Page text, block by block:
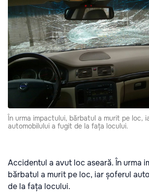
În urma impactului, bărbatul a murit pe loc,
automobilului a fugit de la fața locului.
Accidentul a avut loc aseară. În urma
bărbatul a murit pe loc, iar șoferul
de la fața locului.